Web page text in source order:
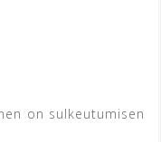
on sulkeutumisen